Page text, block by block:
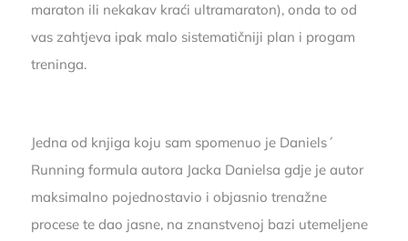
maraton ili nekakav kraći ultramaraton), onda to od
vas zahtjeva ipak malo sistematičniji plan i progam
treninga.
Jedna od knjiga koju sam spomenuo je Daniels´
Running formula autora Jacka Danielsa gdje je autor
maksimalno pojednostavio i objasnio trenažne
procese te dao jasne, na znanstvenoj bazi utemeljene